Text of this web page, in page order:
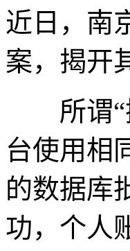
近日，南
案，揭开
所谓“撞
台使用相
的数据库
功，个人